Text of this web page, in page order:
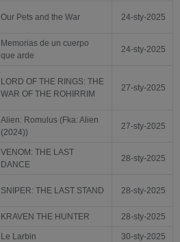
Our Pets and the War 24-sty-2025
Memorias de un cuerpo
que arde
24-sty-2025
LORD OF THE RINGS: THE
WAR OF THE ROHIRRIM
27-sty-2025
Alien: Romulus (Fka: Alien
(2024))
27-sty-2025
VENOM: THE LAST
DANCE
28-sty-2025
SNIPER: THE LAST STAND 28-sty-2025
KRAVEN THE HUNTER 28-sty-2025
Le Larbin 30-sty-2025